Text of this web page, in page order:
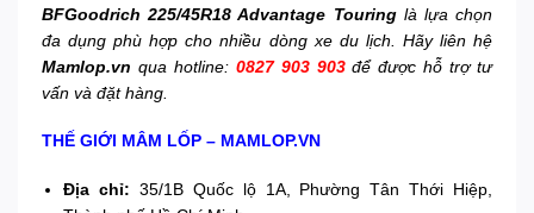
BFGoodrich 225/45R18 Advantage Touringlà lựa chọn
đa dụng phù hợp cho nhiều dòng xe du lịch. Hãy liên hệ
Mamlop.vn qua hotline: 0827 903 903để được hỗ trợ tư
vấn và đặt hàng.
THẾ GIỚI MÂM LỐP – MAMLOP.VN
Địa chỉ: 35/1B Quốc lộ 1A, Phường Tân Thới Hiệp,